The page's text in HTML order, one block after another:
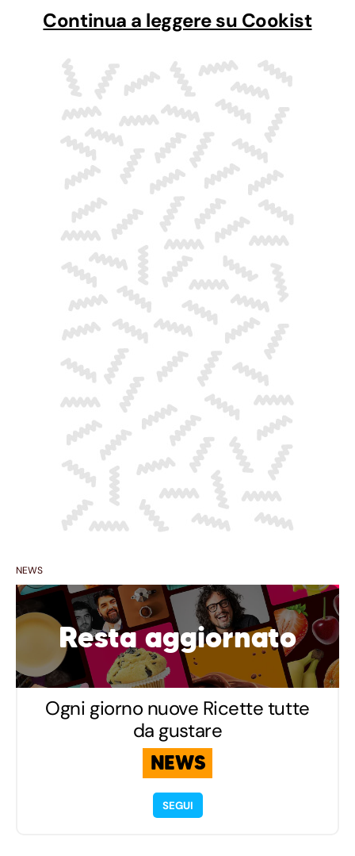
Continua a leggere su Cookist
NEWS
Resta aggiornato
Ogni giorno nuove Ricette tutte
da gustare
NEWS
SEGUI